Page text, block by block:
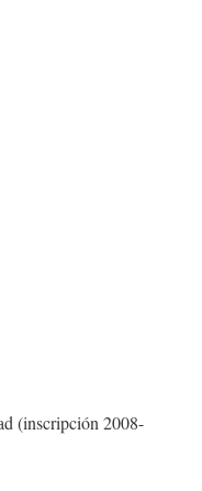
(inscripción 2008-